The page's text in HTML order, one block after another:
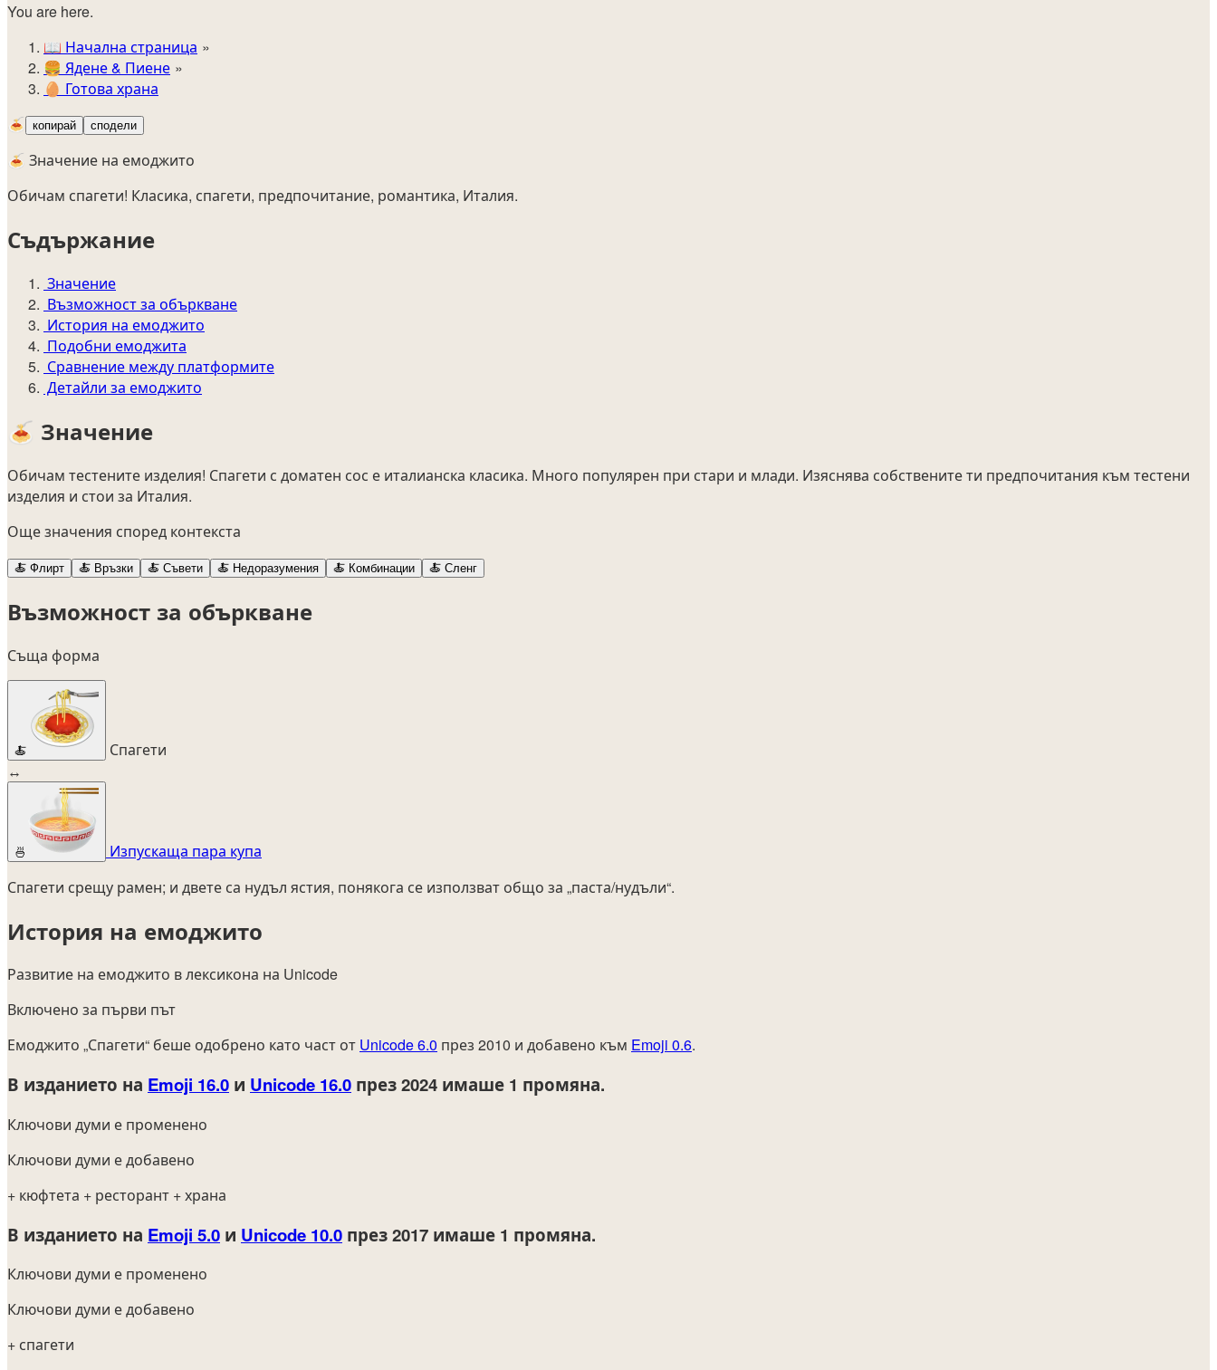
You are here.
📖 Начална страница
🍔️ Ядене & Пиене
🥚 Готова храна
🍝
копирай сподели
🍝 Значение на емоджито
Обичам спагети! Класика, спагети, предпочитание, романтика, Италия.
Съдържание
Значение
Възможност за объркване
История на емоджито
Подобни емоджита
Сравнение между платформите
Детайли за емоджито
🍝 Значение
Обичам тестените изделия! Спагети с доматен сос е италианска класика. Много популярен при стари и млади. Изяснява собствените ти предпочитания към тестени
изделия и стои за Италия.
Още значения според контекста
🍝 Флирт 🍝 Връзки 🍝 Съвети 🍝 Недоразумения 🍝 Комбинации 🍝 Сленг
Възможност за объркване
Съща форма
🍝
Спагети
↔
🍜
Изпускаща пара купа
Спагети срещу рамен; и двете са нудъл ястия, понякога се използват общо за „паста/нудъли“.
История на емоджито
Развитие на емоджито в лексикона на Unicode
Включено за първи път
Емоджито „Спагети“ беше одобрено като част от Unicode 6.0 през 2010 и добавено към Emoji 0.6.
В изданието на Emoji 16.0 и Unicode 16.0 през 2024 имаше 1 промяна.
Ключови думи е променено
Ключови думи е добавено
+ кюфтета + ресторант + храна
В изданието на Emoji 5.0 и Unicode 10.0 през 2017 имаше 1 промяна.
Ключови думи е променено
Ключови думи е добавено
+ спагети